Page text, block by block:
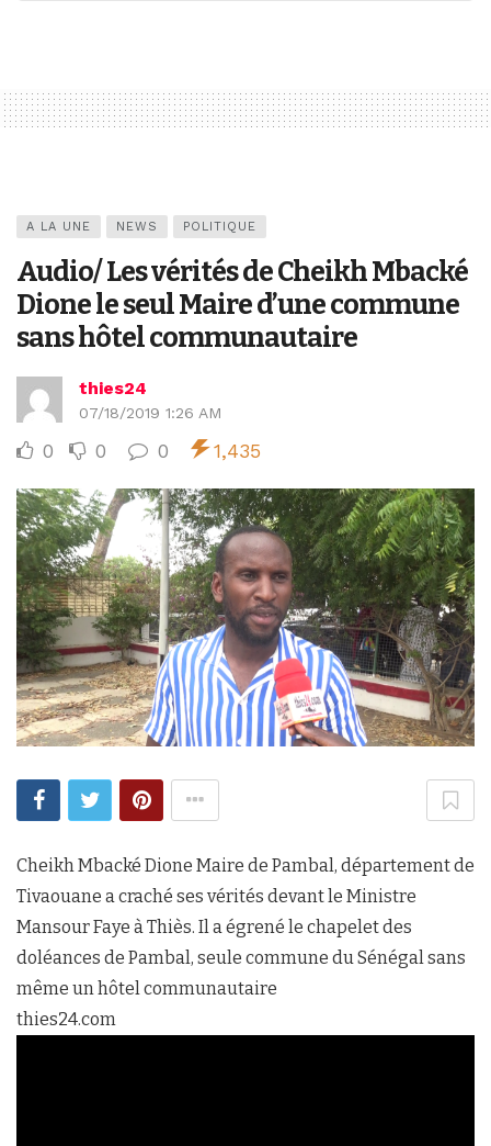
A LA UNE NEWS POLITIQUE
Audio/ Les vérités de Cheikh Mbacké
Dione le seul Maire d’une commune
sans hôtel communautaire
thies24
07/18/2019 1:26 AM
0 0 0 1,435
Cheikh Mbacké Dione Maire de Pambal, département de
Tivaouane a craché ses vérités devant le Ministre
Mansour Faye à Thiès. Il a égrené le chapelet des
doléances de Pambal, seule commune du Sénégal sans
même un hôtel communautaire
thies24.com